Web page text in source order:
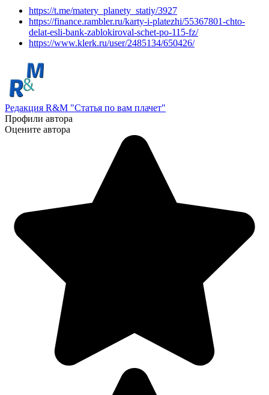
https://t.me/matery_planety_statiy/3927
https://finance.rambler.ru/karty-i-platezhi/55367801-chto-
delat-esli-bank-zablokiroval-schet-po-115-fz/
https://www.klerk.ru/user/2485134/650426/
Редакция R&M "Статья по вам плачет"
Профили автора
Оцените автора